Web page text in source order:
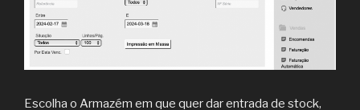
Escolha o Armazém em que quer dar entrada de stock,